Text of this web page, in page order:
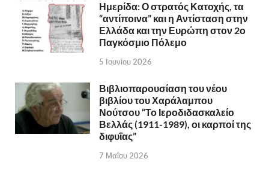
Ημερίδα: Ο στρατός Κατοχής, τα
“αντίποινα” και η Αντίσταση στην
Ελλάδα και την Ευρώπη στον 2ο
Παγκόσμιο Πόλεμο
5 Ιουνίου 2026
Βιβλιοπαρουσίαση του νέου
βιβλίου του Χαράλαμπου
Νούτσου “Το Ιεροδιδασκαλείο
Βελλάς (1911-1989), οι καρποί της
διφυΐας”
7 Μαΐου 2026